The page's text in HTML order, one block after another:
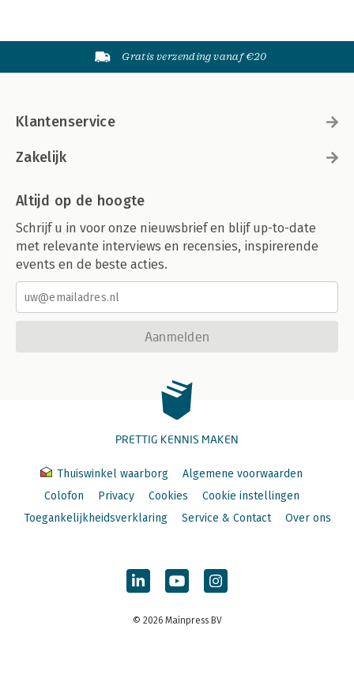
Gratis verzending vanaf €20
Klantenservice
Zakelijk
Altijd op de hoogte
Schrijf u in voor onze nieuwsbrief en blijf up-to-date
met relevante interviews en recensies, inspirerende
events en de beste acties.
Aanmelden
PRETTIG KENNIS MAKEN
Thuiswinkel waarborg
Algemene voorwaarden
Colofon
Privacy Cookies
Cookie instellingen
Toegankelijkheidsverklaring
Service & Contact Over ons
© 2026 Mainpress BV